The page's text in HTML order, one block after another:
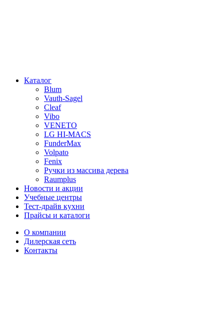
Каталог
Blum
Vauth-Sagel
Cleaf
Vibo
VENETO
LG HI-MACS
FunderMax
Volpato
Fenix
Ручки из массива дерева
Raumplus
Новости и акции
Учебные центры
Тест-драйв кухни
Прайсы и каталоги
О компании
Дилерская сеть
Контакты